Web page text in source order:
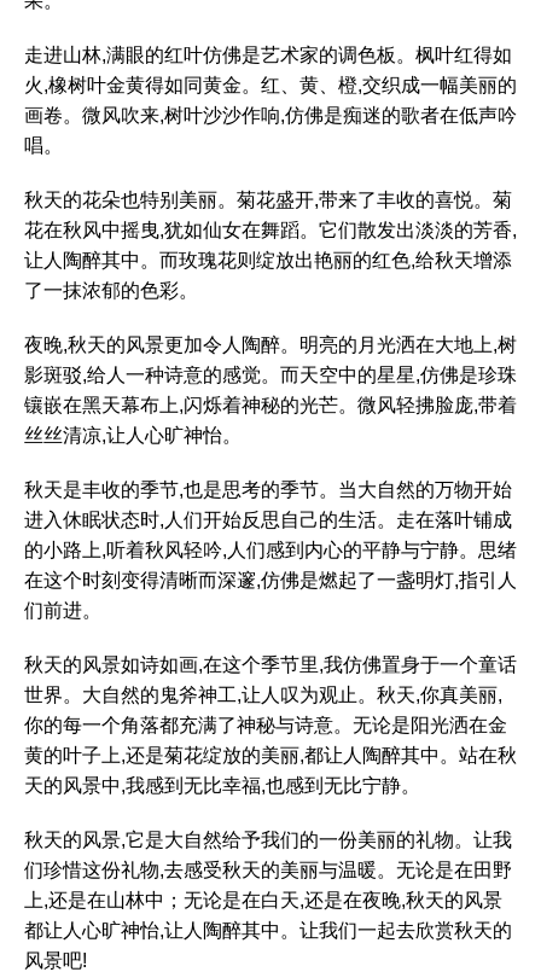
走进山林,满眼的红叶仿佛是艺术家的调色板。枫叶红得如
火,橡树叶金黄得如同黄金。红、黄、橙,交织成一幅美丽的
画卷。微风吹来,树叶沙沙作响,仿佛是痴迷的歌者在低声吟
唱。
秋天的花朵也特别美丽。菊花盛开,带来了丰收的喜悦。菊
花在秋风中摇曳,犹如仙女在舞蹈。它们散发出淡淡的芳香,
让人陶醉其中。而玫瑰花则绽放出艳丽的红色,给秋天增添
了一抹浓郁的色彩。
夜晚,秋天的风景更加令人陶醉。明亮的月光洒在大地上,树
影斑驳,给人一种诗意的感觉。而天空中的星星,仿佛是珍珠
镶嵌在黑天幕布上,闪烁着神秘的光芒。微风轻拂脸庞,带着
丝丝清凉,让人心旷神怡。
秋天是丰收的季节,也是思考的季节。当大自然的万物开始
进入休眠状态时,人们开始反思自己的生活。走在落叶铺成
的小路上,听着秋风轻吟,人们感到内心的平静与宁静。思绪
在这个时刻变得清晰而深邃,仿佛是燃起了一盏明灯,指引人
们前进。
秋天的风景如诗如画,在这个季节里,我仿佛置身于一个童话
世界。大自然的鬼斧神工,让人叹为观止。秋天,你真美丽,
你的每一个角落都充满了神秘与诗意。无论是阳光洒在金
黄的叶子上,还是菊花绽放的美丽,都让人陶醉其中。站在秋
天的风景中,我感到无比幸福,也感到无比宁静。
秋天的风景,它是大自然给予我们的一份美丽的礼物。让我
们珍惜这份礼物,去感受秋天的美丽与温暖。无论是在田野
上,还是在山林中；无论是在白天,还是在夜晚,秋天的风景
都让人心旷神怡,让人陶醉其中。让我们一起去欣赏秋天的
风景吧!